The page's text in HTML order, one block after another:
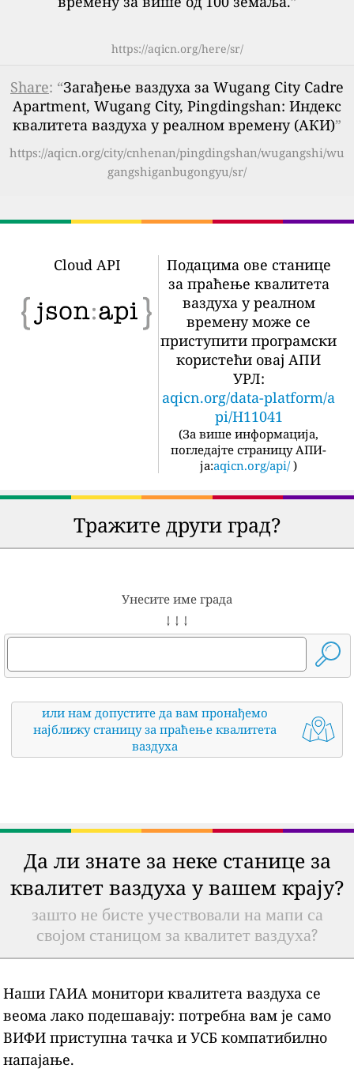
https://aqicn.org/here/sr/
Share: “Загађење ваздуха за Wugang City Cadre
Apartment, Wugang City, Pingdingshan: Индекс
квалитета ваздуха у реалном времену (АКИ)”
https://aqicn.org/city/cnhenan/pingdingshan/wugangshi/wu
gangshiganbugongyu/sr/
Cloud API
Подацима ове станице
за праћење квалитета
ваздуха у реалном
времену може се
приступити програмски
користећи овај АПИ
УРЛ:
aqicn.org/data-platform/a
pi/H11041
(За више информација,
погледајте страницу АПИ-
ја:aqicn.org/api/ )
Тражите други град?
Унесите име града
↓ ↓ ↓
или нам допустите да вам пронађемо
најближу станицу за праћење квалитета
ваздуха
Да ли знате за неке станице за
квалитет ваздуха у вашем крају?
зашто не бисте учествовали на мапи са
својом станицом за квалитет ваздуха?
Наши ГАИА монитори квалитета ваздуха се
веома лако подешавају: потребна вам је само
ВИФИ приступна тачка и УСБ компатибилно
напајање.